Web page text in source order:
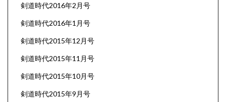
剣道時代2016年2月号
剣道時代2016年1月号
剣道時代2015年12月号
剣道時代2015年11月号
剣道時代2015年10月号
剣道時代2015年9月号